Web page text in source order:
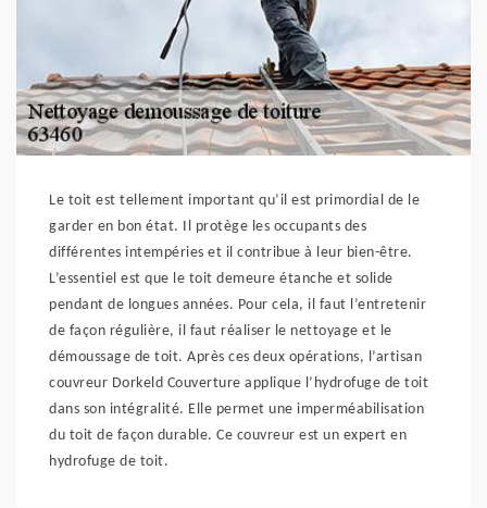
Le toit est tellement important qu’il est primordial de le
garder en bon état. Il protège les occupants des
différentes intempéries et il contribue à leur bien-être.
L’essentiel est que le toit demeure étanche et solide
pendant de longues années. Pour cela, il faut l’entretenir
de façon régulière, il faut réaliser le nettoyage et le
démoussage de toit. Après ces deux opérations, l’artisan
couvreur Dorkeld Couverture applique l’hydrofuge de toit
dans son intégralité. Elle permet une imperméabilisation
du toit de façon durable. Ce couvreur est un expert en
hydrofuge de toit.